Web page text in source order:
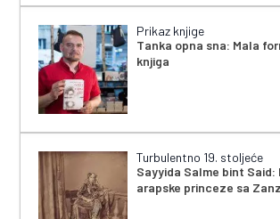
Prikaz knjige
Tanka opna sna: Mala
knjiga
Turbulentno 19. stoljeće
Sayyida Salme bint Said:
arapske princeze sa